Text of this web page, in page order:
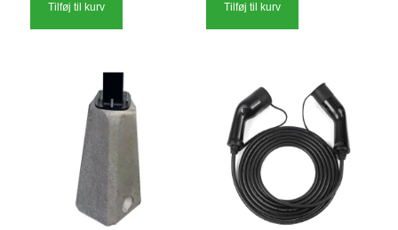
Tilføj til kurv Tilføj til kurv